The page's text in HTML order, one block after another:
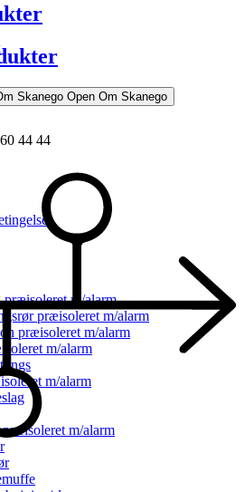
Skanego Open Om Skanego
44 44
præisoleret m/alarm
præisoleret m/alarm
præisoleret m/alarm
m/alarm
m/alarm
m/alarm